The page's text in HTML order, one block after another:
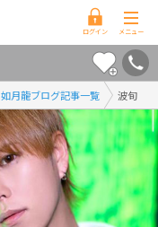
如月龍ブログ記事一覧 波旬